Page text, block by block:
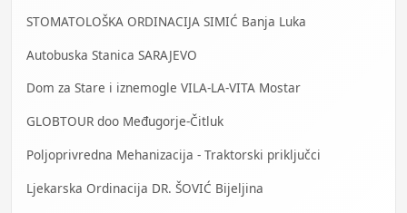
STOMATOLOŠKA ORDINACIJA SIMIĆ Banja Luka
Autobuska Stanica SARAJEVO
Dom za Stare i iznemogle VILA-LA-VITA Mostar
GLOBTOUR doo Međugorje-Čitluk
Poljoprivredna Mehanizacija - Traktorski priključci
Ljekarska Ordinacija DR. ŠOVIĆ Bijeljina